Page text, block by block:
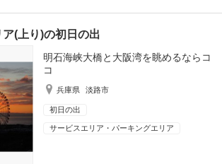
(上り)の初日の出
明石海峡大橋と大阪湾を眺めるならコ
コ
兵庫県 淡路市
初日の出
サービスエリア・パーキングエリア